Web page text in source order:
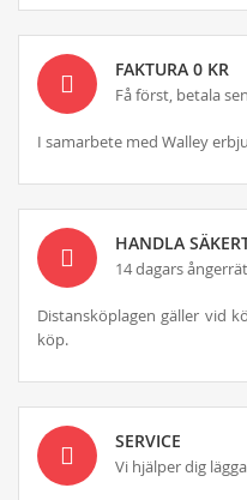
FAKTURA 0 KR
Få först, betala sen
I samarbete med Walley
HANDLA
14 dagars
Distansköplagen gäller vid
köp.
SERVICE
Vi hjälper dig